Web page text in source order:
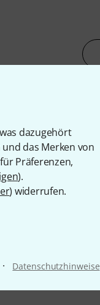
dazugehört
das Merken von
Präferenzen,
).
) widerrufen.
· Datenschutzhinweise